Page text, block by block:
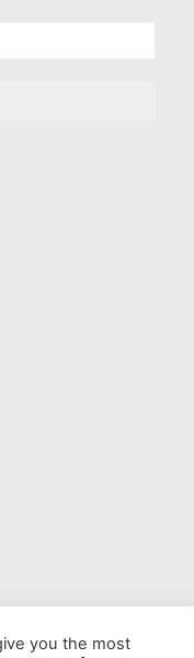
you the most